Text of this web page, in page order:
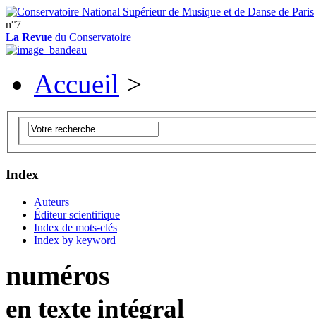
n°7
La Revue du Conservatoire
Accueil >
Index
Auteurs
Éditeur scientifique
Index de mots-clés
Index by keyword
numéros
en texte intégral